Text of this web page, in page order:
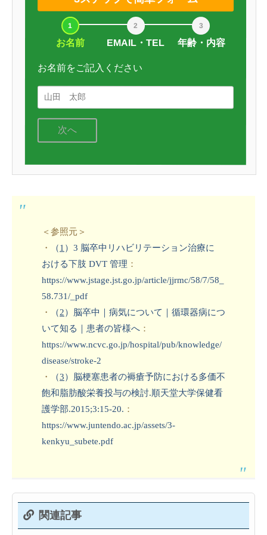
お名前 EMAIL・TEL 年齢・内容
お名前をご記入ください
次へ
＜参照元＞
・
（1 ） 3 脳卒中リハビリテーション治療に
おける下肢 DVT 管理 ：
https://www.jstage.jst.go.jp/article/jjrmc/58/7/58_
58.731/_pdf
・
（2）
脳卒中｜病気について｜循環器病につ
いて知る｜患者の皆様へ ：
https://www.ncvc.go.jp/hospital/pub/knowledge/
disease/stroke-2
・
（3）
脳梗塞患者の褥瘡予防における多価不
飽和脂肪酸栄養投与の検討.順天堂大学保健看
護学部.2015;3:15-20. ：
https://www.juntendo.ac.jp/assets/3-
kenkyu_subete.pdf
関連記事